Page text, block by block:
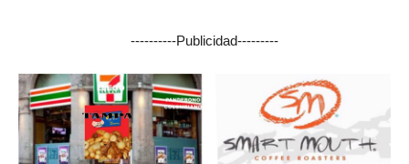
----------Publicidad---------